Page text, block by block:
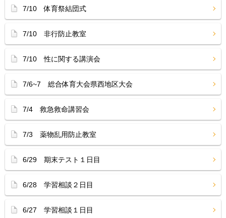
7/10 体育祭結団式
7/10 非行防止教室
7/10 性に関する講演会
7/6~7 総合体育大会県西地区大会
7/4 救急救命講習会
7/3 薬物乱用防止教室
6/29 期末テスト１日目
6/28 学習相談２日目
6/27 学習相談１日目